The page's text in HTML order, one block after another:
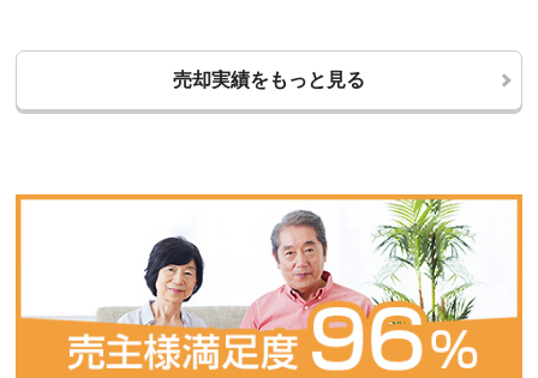
売却実績をもっと見る